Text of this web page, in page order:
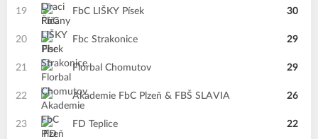
19 FbC LIŠKY Písek 30
20 Fbc Strakonice 29
21 Florbal Chomutov 29
22 Akademie FbC Plzeň & FBŠ SLAVIA 26
23 FD Teplice 22